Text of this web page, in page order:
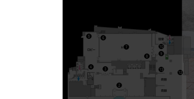
※複数選択可能